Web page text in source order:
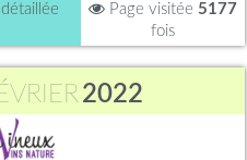
Page visitée 5177
fois
2022